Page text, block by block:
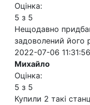
Оцінка:
5 з 5
Нещодавно
задоволений його
2022-07-06 11:31:56
Михайло
Оцінка:
5 з 5
Купили 2 такі